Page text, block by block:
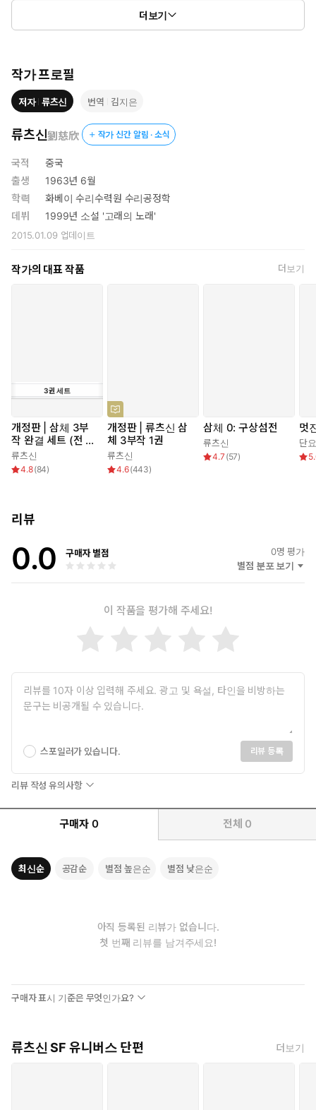
를 통해 지구 문명이 더 강력한 외계 문명을 맞았을 때 인류가 무엇
국. 그들의 전령사 큰이빨은 유엔에 모여 대책회의를 하는 각국 대표
자 가운데 하나를 삼키고 뼈를 발라낸다. 그리고 곧 들이닥칠 탐식제
국의 존재를 알리며 경고한다. 탐식제국은 지구로 오는 동안 닥치는
대로 행성을 먹어 치우는 식욕을 자랑한다. 그들의 잔혹함에 사람들
이 거칠게 항의하자 “인간이 탐식자만큼 기술력이 있었다면 이보다
진격하는 탐식자 앞에 위태로운 먹잇감이 된 지구. 탐식자는 곧 지
구를 삼키고 다시 장엄한 여정을 떠날 계획을 세운다. 기술적으로
열세에 있는 인간은 과연 어떤 선택을 할 수 있을까?
더보기
작가 프로필
저자 류츠신 번역 김지은
류츠신劉慈欣 작가 신간 알림 · 소식
국적
중국
출생
1963년 6월
학력
화베이 수리수력원 수리공정학
데뷔
1999년 소설 '고래의 노래'
2015.01.09 업데이트
작가의 대표 작품 더보기
3권 세트
개정판 | 삼체 3부
작 완결 세트 (전 3
권)
류츠신
4.8(84)
개정판 | 류츠신 삼
체 3부작 1권
류츠신
4.6(443)
삼체 0: 구상섬전
류츠신
4.7 (57)
멋
단요
리뷰
0.0 구매자 별점 0명 평가
별점 분포 보기
이 작품을 평가해 주세요!
스포일러가 있습니다. 리뷰 등록
리뷰 작성 유의사항
구매자 0 전체 0
최신순 공감순 별점 높은순 별점 낮은순
아직 등록된 리뷰가 없습니다.
첫 번째 리뷰를 남겨주세요!
구매자 표시 기준은 무엇인가요?
류츠신 SF 유니버스 단편 더보기